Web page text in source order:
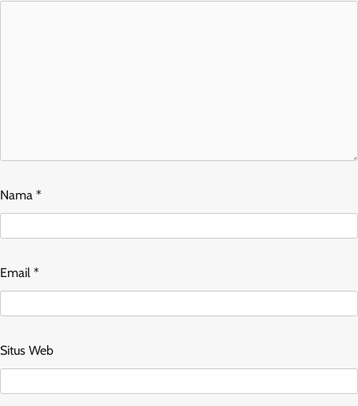
Nama *
Email *
Situs Web